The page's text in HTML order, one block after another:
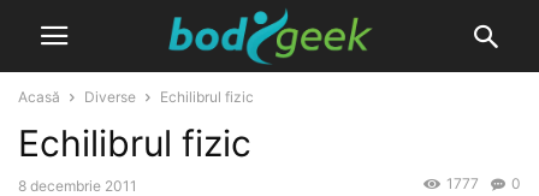
Acasă Diverse Echilibrul fizic
Echilibrul fizic
8 decembrie 2011 0
1777